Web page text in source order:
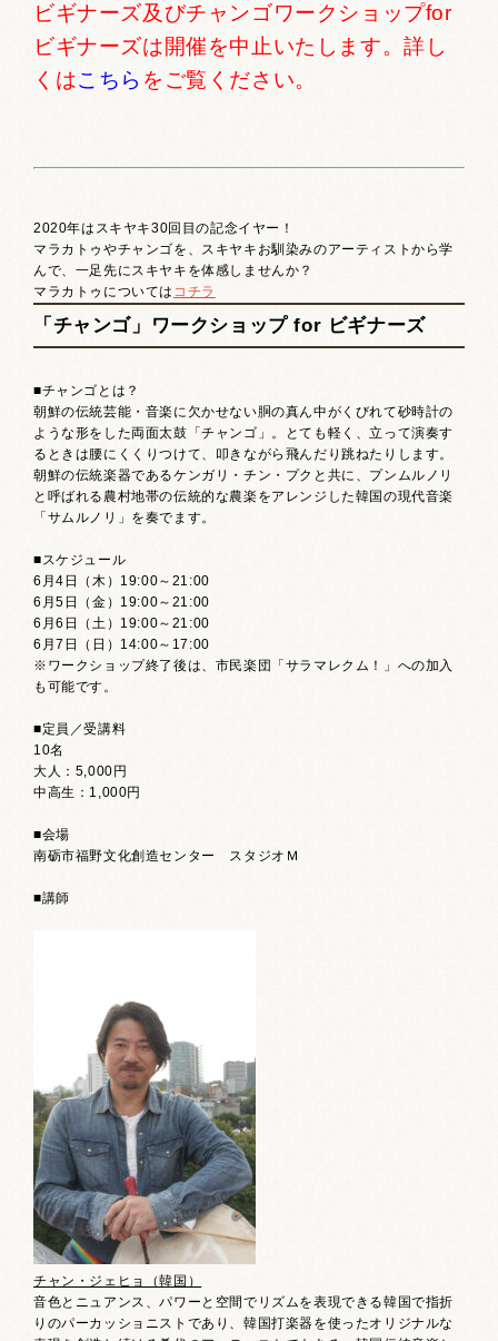
プライバシーポリシー
ビギナーズ及びチャンゴワークショップfor
ビギナーズは開催を中止いたします。詳し
くはこちら をご覧ください。
2020年はスキヤキ30回目の記念イヤー！
マラカトゥやチャンゴを、スキヤキお馴染みのアーティストから学
んで、一足先にスキヤキを体感しませんか？
マラカトゥについては コチラ
「チャンゴ」ワークショップ for ビギナーズ
■チャンゴとは？
朝鮮の伝統芸能・音楽に欠かせない胴の真ん中がくびれて砂時計の
ような形をした両面太鼓「チャンゴ」。とても軽く、立って演奏す
るときは腰にくくりつけて、叩きながら飛んだり跳ねたりします。
朝鮮の伝統楽器であるケンガリ・チン・プクと共に、プンムルノリ
と呼ばれる農村地帯の伝統的な農楽をアレンジした韓国の現代音楽
「サムルノリ」を奏でます。
■スケジュール
6月4日（木）19:00～21:00
6月5日（金）19:00～21:00
6月6日（土）19:00～21:00
6月7日（日）14:00～17:00
※ワークショップ終了後は、市民楽団「サラマレクム！」への加入
も可能です。
■定員／受講料
10名
大人：5,000円
中高生：1,000円
■会場
南砺市福野文化創造センター スタジオＭ
■講師
チャン・ジェヒョ（韓国）
音色とニュアンス、パワーと空間でリズムを表現できる韓国で指折
りのパーカッショニストであり、韓国打楽器を使ったオリジナルな